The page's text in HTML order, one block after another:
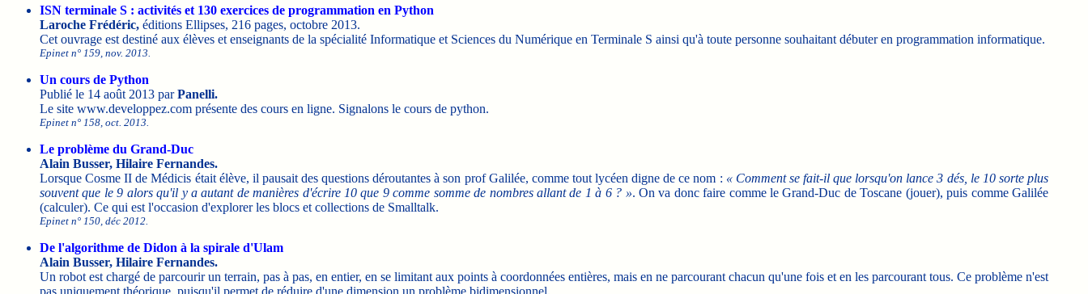
ISN terminale S : activités et 130 exercices de programmation en Python
Laroche Frédéric, éditions Ellipses, 216 pages, octobre 2013.
Cet ouvrage est destiné aux élèves et enseignants de la spécialité Informatique et Sciences du Numérique en Terminale S ainsi qu'à toute personne souhaitant débuter en programmation informatique.
Epinet n° 159, nov. 2013.
Un cours de Python
Publié le 14 août 2013 parPanelli.
Le site www.developpez.com présente des cours en ligne. Signalons le cours de python.
Epinet n° 158, oct. 2013.
Le problème du Grand-Duc
Alain Busser, Hilaire Fernandes.
Lorsque Cosme II de Médicis était élève, il pausait des questions déroutantes à son prof Galilée, comme tout lycéen digne de ce nom : « Comment se fait-il que lorsqu'on lance 3 dés, le 10 sorte plus
souvent que le 9 alors qu'il y a autant de manières d'écrire 10 que 9 comme somme de nombres allant de 1 à 6 ? ». On va donc faire comme le Grand-Duc de Toscane (jouer), puis comme Galilée
(calculer). Ce qui est l'occasion d'explorer les blocs et collections de Smalltalk.
Epinet n° 150, déc 2012.
De l'algorithme de Didon à la spirale d'Ulam
Alain Busser, Hilaire Fernandes.
Un robot est chargé de parcourir un terrain, pas à pas, en entier, en se limitant aux points à coordonnées entières, mais en ne parcourant chacun qu'une fois et en les parcourant tous. Ce problème n'est
pas uniquement théorique, puisqu'il permet de réduire d'une dimension un problème bidimensionnel.